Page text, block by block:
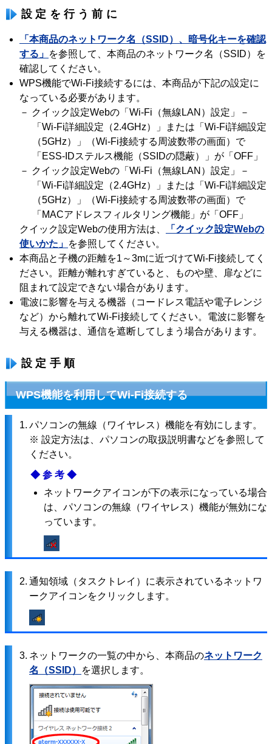
設定を行う前に
「本商品のネットワーク名（SSID）、暗号化キーを確認
する」 を参照して、本商品のネットワーク名（SSID）を
確認してください。
WPS機能でWi-Fi接続するには、本商品が下記の設定に
なっている必要があります。
－ クイック設定Webの「Wi-Fi（無線LAN）設定」－
「Wi-Fi詳細設定（2.4GHz）」または「Wi-Fi詳細設定
（5GHz）」（Wi-Fi接続する周波数帯の画面）で
「ESS-IDステルス機能（SSIDの隠蔽）」が「OFF」
－ クイック設定Webの「Wi-Fi（無線LAN）設定」－
「Wi-Fi詳細設定（2.4GHz）」または「Wi-Fi詳細設定
（5GHz）」（Wi-Fi接続する周波数帯の画面）で
「MACアドレスフィルタリング機能」が「OFF」
クイック設定Webの使用方法は、
「クイック設定Webの
使いかた」 を参照してください。
本商品と子機の距離を1～3mに近づけてWi-Fi接続してく
ださい。距離が離れすぎていると、ものや壁、扉などに
阻まれて設定できない場合があります。
電波に影響を与える機器（コードレス電話や電子レンジ
など）から離れてWi-Fi接続してください。電波に影響を
与える機器は、通信を遮断してしまう場合があります。
設定手順
WPS機能を利用してWi-Fi接続する
1. パソコンの無線（ワイヤレス）機能を有効にします。
※ 設定方法は、パソコンの取扱説明書などを参照して
ください。
◆参考◆
ネットワークアイコンが下の表示になっている場合
は、パソコンの無線（ワイヤレス）機能が無効にな
っています。
2. 通知領域（タスクトレイ）に表示されているネットワ
ークアイコンをクリックします。
3. ネットワークの一覧の中から、本商品のネットワーク
名（SSID）
を選択します。